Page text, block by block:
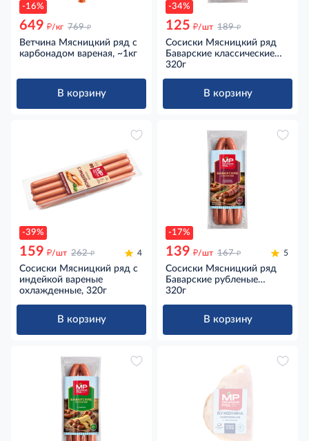
-16%
649 д/кг 769 д
Ветчина Мясницкий ряд с
карбонадом вареная, ~1кг
В корзину
-34%
125 д/шт 189 д
Сосиски Мясницкий ряд
Баварские классические
вареные охлажденные,
320г
В корзину
-39%
159 д/шт 262 д 4
Сосиски Мясницкий ряд с
индейкой вареные
охлажденные, 320г
В корзину
-17%
139 д/шт 167 д 5
Сосиски Мясницкий ряд
Баварские рубленые
вареные охлажденные,
320г
В корзину